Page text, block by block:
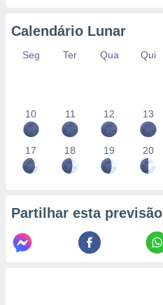
de
1199
Calendário Lunar
Seg Ter Qua Qui
10 11 12 13
17 18 19 20
Partilhar esta previsão